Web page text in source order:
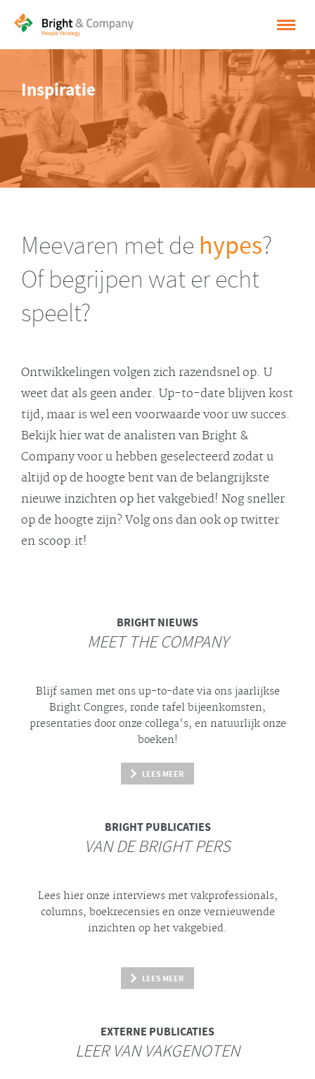
OPLOSSINGEN
CASES
INSPIRATIE
OVER BRIGHT & COMPANY
NEDERLANDS
ENGLISH
Inspiratie
Meevaren met de hypes?
Of begrijpen wat er echt
speelt?
Ontwikkelingen volgen zich razendsnel op. U
weet dat als geen ander. Up-to-date blijven kost
tijd, maar is wel een voorwaarde voor uw succes.
Bekijk hier wat de analisten van Bright &
Company voor u hebben geselecteerd zodat u
altijd op de hoogte bent van de belangrijkste
nieuwe inzichten op het vakgebied! Nog sneller
op de hoogte zijn? Volg ons dan ook op twitter
en scoop.it!
BRIGHTNIEUWS
MEET THE COMPANY
Blijf samen met ons up-to-date via ons jaarlijkse
Bright Congres, ronde tafel bijeenkomsten,
presentaties door onze collega's, en natuurlijk onze
boeken!
LEES MEER
BRIGHTPUBLICATIES
VAN DE BRIGHT PERS
Lees hier onze interviews met vakprofessionals,
columns, boekrecensies en onze vernieuwende
inzichten op het vakgebied.
LEES MEER
EXTERNE PUBLICATIES
LEER VAN VAKGENOTEN